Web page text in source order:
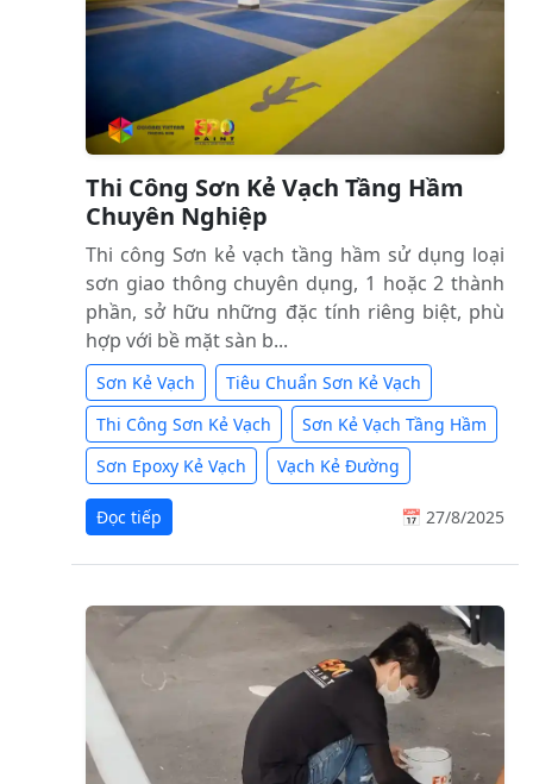
Thi Công Sơn Kẻ Vạch Tầng Hầm
Chuyên Nghiệp
Thi công Sơn kẻ vạch tầng hầm sử dụng loại
sơn giao thông chuyên dụng, 1 hoặc 2 thành
phần, sở hữu những đặc tính riêng biệt, phù
hợp với bề mặt sàn b...
Sơn Kẻ Vạch
Tiêu Chuẩn Sơn Kẻ Vạch
Thi Công Sơn Kẻ Vạch
Sơn Kẻ Vạch Tầng Hầm
Sơn Epoxy Kẻ Vạch
Vạch Kẻ Đường
Đọc tiếp 📅 27/8/2025